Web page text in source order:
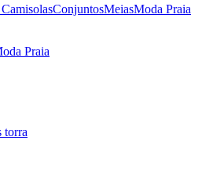
ConjuntosMeiasModa Praia
Praia